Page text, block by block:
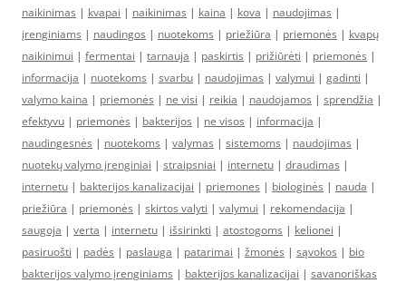
naikinimas | kvapai | naikinimas | kaina | kova | naudojimas |
įrenginiams | naudingos | nuotekoms | priežiūra | priemonės | kvapų
naikinimui | fermentai | tarnauja | paskirtis | prižiūrėti | priemonės |
informacija | nuotekoms | svarbu | naudojimas | valymui | gadinti |
valymo kaina | priemonės | ne visi | reikia | naudojamos | sprendžia |
efektyvu | priemonės | bakterijos | ne visos | informacija |
naudingesnės | nuotekoms | valymas | sistemoms | naudojimas |
nuotekų valymo įrenginiai | straipsniai | internetu | draudimas |
internetu | bakterijos kanalizacijai | priemones | biologinės | nauda |
priežiūra | priemonės | skirtos valyti | valymui | rekomendacija |
saugoja | verta | internetu | išsirinkti | atostogoms | kelionei |
pasiruošti | padės | paslauga | patarimai | žmonės | sąvokos | bio
bakterijos valymo įrenginiams | bakterijos kanalizacijai | savanoriškas